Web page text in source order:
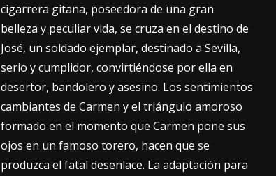
cigarrera gitana, poseedora de una gran
belleza y peculiar vida, se cruza en el destino de
José, un soldado ejemplar, destinado a Sevilla,
serio y cumplidor, convirtiéndose por ella en
desertor, bandolero y asesino. Los sentimientos
cambiantes de Carmen y el triángulo amoroso
formado en el momento que Carmen pone sus
ojos en un famoso torero, hacen que se
produzca el fatal desenlace. La adaptación para